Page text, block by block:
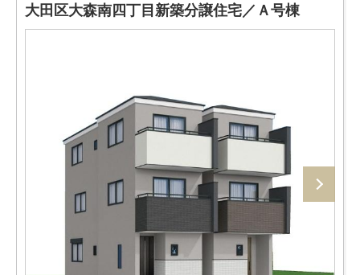
大田区大森南四丁目新築分譲住宅／Ａ号棟